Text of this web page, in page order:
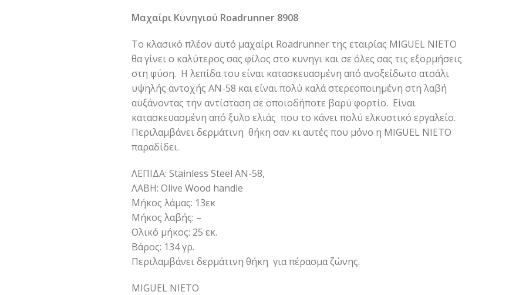
Μαχαίρι Κυνηγιού Roadrunner 8908
Το κλασικό πλέον αυτό μαχαίρι Roadrunner της εταιρίας MIGUEL NIETO
θα γίνει ο καλύτερος σας φίλος στο κυνηγι και σε όλες σας τις εξορμήσεις
στη φύση. Η λεπίδα του είναι κατασκευασμένη από ανοξείδωτο ατσάλι
υψηλής αντοχής ΑN-58 και είναι πολύ καλά στερεοποιημένη στη λαβή
αυξάνοντας την αντίσταση σε οποιοδήποτε βαρύ φορτίο. Eίναι
κατασκευασμένη από ξυλο ελιάς που το κάνει πολύ ελκυστικό εργαλείο.
Περιλαμβάνει δερμάτινη θήκη σαν κι αυτές που μόνο η MIGUEL NIETO
παραδίδει.
ΛΕΠΙΔΑ: Stainless Steel ΑΝ-58,
ΛΑΒΗ: Olive Wood handle
Mήκος λάμας: 13εκ
Mήκος λαβής: –
Oλικό μήκος: 25 εκ.
Βάρος: 134 γρ.
Περιλαμβάνει δερμάτινη θήκη για πέρασμα ζώνης.
MIGUEL NIETO